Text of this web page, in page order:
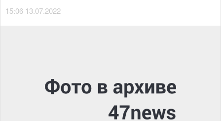
15:06 13.07.2022